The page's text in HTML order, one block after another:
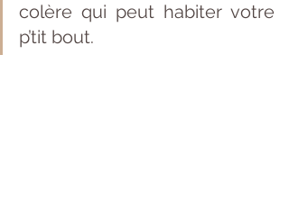
colère qui peut habiter votre
p’tit bout.